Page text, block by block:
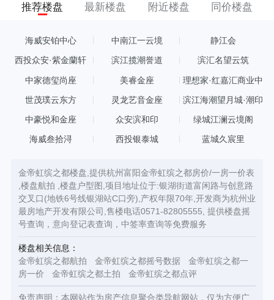
推荐楼盘 最新楼盘 附近楼盘 同价楼盘
海威安铂中心 中南江一云境 静江会
西投众安·紫金蘭轩 滨江揽潮誉道 滨汇名望云筑
中家德玺尚座 美睿金座
理想家·红嘉汇商业中
世茂璞云东方 灵龙艺音金座 滨江海潮望月城·潮印
中豪悦和金座 众安滨和印 绿城江澜云境阁
海威叁拾浔 西投银泰城 蓝城久宸里
金帝虹缤之都楼盘,提供杭州富阳金帝虹缤之都房价/一房一价表
,楼盘航拍 ,楼盘户型图,项目地址位于:银湖街道富闲路与创意路
交叉口(地铁6号线银湖站C口旁),产权年限70年,开发商为杭州业
最房地产开发有限公司,售楼电话0571-82805555, 提供楼盘摇
号查询，意向登记表查询，中签率查询等免费服务
楼盘相关信息：
金帝虹缤之都航拍
金帝虹缤之都摇号数据
金帝虹缤之都一
房一价
金帝虹缤之都土拍 金帝虹缤之都点评
免责声明：本网站作为房产信息聚合类导航网站，仅为方便广